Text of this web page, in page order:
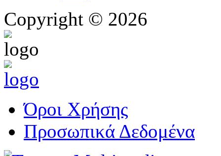
Copyright © 2026
Όροι Χρήσης
Προσωπικά Δεδομένα